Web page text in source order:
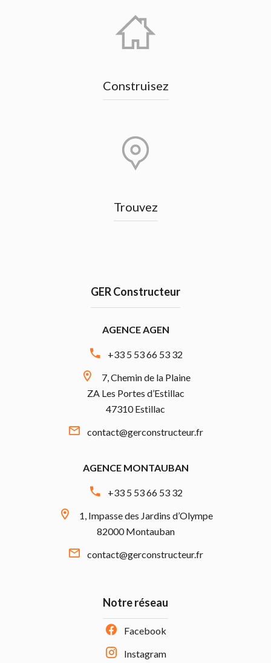
Construisez
Trouvez
GER Constructeur
AGENCE AGEN
+33 5 53 66 53 32
7, Chemin de la Plaine
ZA Les Portes d’Estillac
47310 Estillac
contact@gerconstructeur.fr
AGENCE MONTAUBAN
+33 5 53 66 53 32
1, Impasse des Jardins d’Olympe
82000 Montauban
contact@gerconstructeur.fr
Notre réseau
Facebook
Instagram